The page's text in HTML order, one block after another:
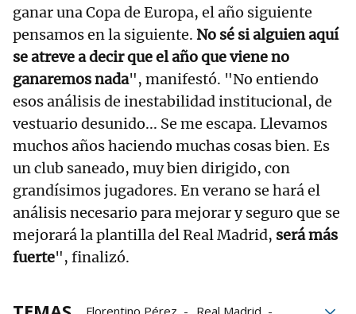
ganar una Copa de Europa, el año siguiente
pensamos en la siguiente. No sé si alguien aquí
se atreve a decir que el año que viene no
ganaremos nada", manifestó. "No entiendo
esos análisis de inestabilidad institucional, de
vestuario desunido... Se me escapa. Llevamos
muchos años haciendo muchas cosas bien. Es
un club saneado, muy bien dirigido, con
grandísimos jugadores. En verano se hará el
análisis necesario para mejorar y seguro que se
mejorará la plantilla del Real Madrid, será más
fuerte", finalizó.
Florentino Pérez
Real Madrid